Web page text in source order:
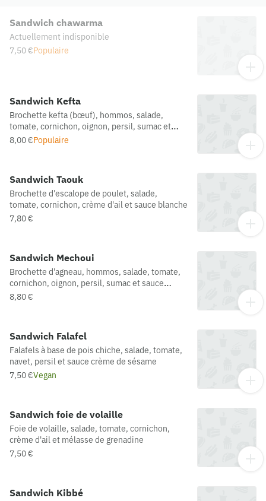
Sandwich chawarma
Actuellement indisponible
7,50 €Populaire
Sandwich Kefta
Brochette kefta (bœuf), hommos, salade,
tomate, cornichon, oignon, persil, sumac et
sauce blanche
8,00 €Populaire
Sandwich Taouk
Brochette d'escalope de poulet, salade,
tomate, cornichon, crème d'ail et sauce blanche
7,80 €
Sandwich Mechoui
Brochette d'agneau, hommos, salade, tomate,
cornichon, oignon, persil, sumac et sauce
crème de sésame
8,80 €
Sandwich Falafel
Falafels à base de pois chiche, salade, tomate,
navet, persil et sauce crème de sésame
7,50 €Vegan
Sandwich foie de volaille
Foie de volaille, salade, tomate, cornichon,
crème d'ail et mélasse de grenadine
7,50 €
Sandwich Kibbé